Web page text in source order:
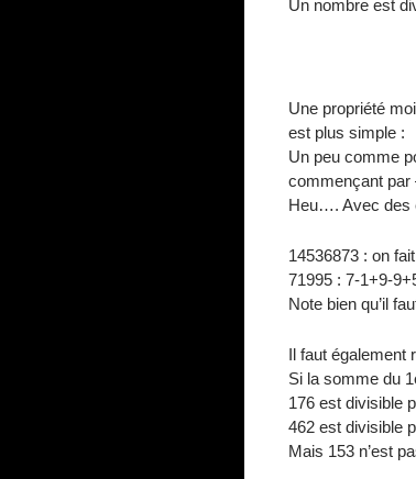
Un nombre est
Une propriété
est plus simple :
Un peu comme
commençant par
Heu…. Avec des
14536873 : on
71995 : 7-1+9-
Note bien qu’il
Il faut également
Si la somme du
176 est divisible
462 est divisible
Mais 153 n’est